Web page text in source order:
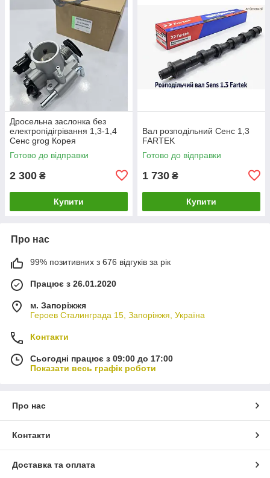
Дросельна заслонка без
електропідігрівання 1,3-1,4
Сенс grog Корея
Готово до відправки
2 300 ₴
Купити
Вал розподільний Сенс 1,3
FARTEK
Готово до відправки
1 730 ₴
Купити
Про нас
99% позитивних з 676 відгуків за рік
Працює з 26.01.2020
м. Запоріжжя
Героев Сталинграда 15, Запоріжжя, Україна
Контакти
Сьогодні працює з 09:00 до 17:00
Показати весь графік роботи
Про нас
Контакти
Доставка та оплата